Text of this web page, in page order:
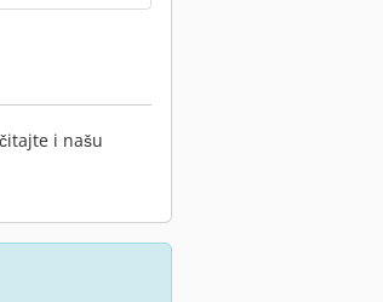
i našu